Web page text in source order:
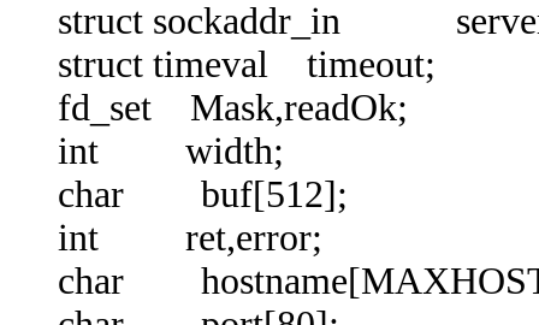
struct sockaddr_in
struct timeval timeout;
fd_set Mask,readOk;
int width;
char buf[512];
int ret,error;
char